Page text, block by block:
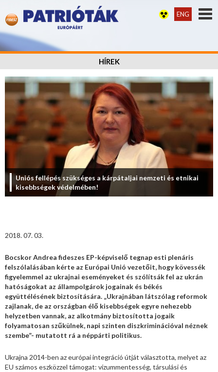
ENG
HÍREK
Uniós fellépés szükséges a kárpátaljai nemzeti és etnikai
kisebbségek védelmében!
2018. 07. 03.
Bocskor Andrea fideszes EP-képviselő tegnap esti plenáris
felszólalásában kérte az Európai Unió vezetőit, hogy kövessék
figyelemmel az ukrajnai eseményeket és szólítsák fel az ukrán
hatóságokat az állampolgárok jogainak és békés
együttélésének biztosítására. „Ukrajnában látszólag reformok
zajlanak, de az országban élő kisebbségek egyre nehezebb
helyzetben vannak, az alkotmány biztosította jogaik
folyamatosan szűkülnek, napi szinten diszkriminációval néznek
szembe”- mutatott rá a néppárti politikus.
Ukrajna 2014-ben az európai integráció útját választotta, melyet az
EU számos eszközzel támogat: vízummentesség, társulási és